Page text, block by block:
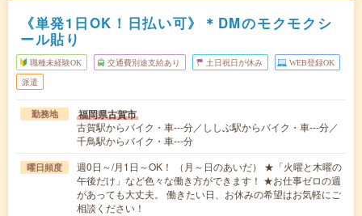
《単発1日OK！日払い可》＊DMのモクモクシ
ール貼り
職種未経験OK 交通費別途支給あり 土日祝日が休み WEB登録OK
派遣
勤務地 福岡県古賀市
古賀駅からバイク・車---分／ししぶ駅からバイク・車---分／
千鳥駅からバイク・車---分
曜日頻度
週0日～/月1日～OK！ （月～日のあいだ） ★「火曜と木曜の
午後だけ」など色々な働き方ができます！ ★お仕事ゼロの週
があっても大丈夫。 働きたい日、お休みの希望はお気軽にご
相談ください！